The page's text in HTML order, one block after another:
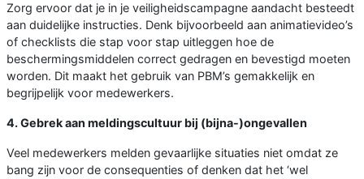
Zorg ervoor dat je in je veiligheidscampagne aandacht besteedt
aan duidelijke instructies. Denk bijvoorbeeld aan animatievideo’s
of checklists die stap voor stap uitleggen hoe de
beschermingsmiddelen correct gedragen en bevestigd moeten
worden. Dit maakt het gebruik van PBM’s gemakkelijk en
begrijpelijk voor medewerkers.
4. Gebrek aan meldingscultuur bij (bijna-)ongevallen
Veel medewerkers melden gevaarlijke situaties niet omdat ze
bang zijn voor de consequenties of denken dat het ‘wel